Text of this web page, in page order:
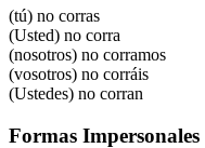
(tú) no corras
(Usted) no corra
(nosotros) no corramos
(vosotros) no corráis
(Ustedes) no corran
Formas Impersonales